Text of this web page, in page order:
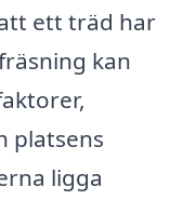
ett träd har
kan
platsens
ligga